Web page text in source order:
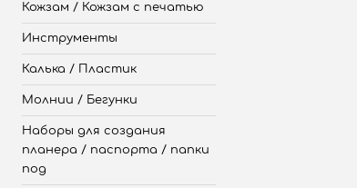
Кожзам / Кожзам с печатью
Инструменты
Калька / Пластик
Молнии / Бегунки
Наборы для создания
планера / паспорта / папки
под